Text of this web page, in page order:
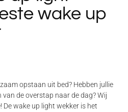
wake up
opstaan uit bed? Hebben jullie
de overstap naar de dag? Wij
De wake up light wekker is het